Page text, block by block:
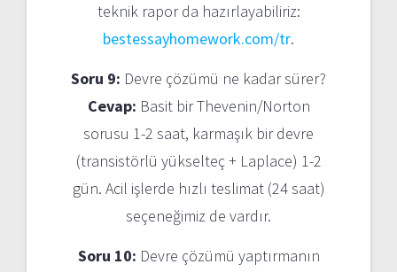
teknik rapor da hazırlayabiliriz:
bestessayhomework.com/tr.
Soru 9: Devre çözümü ne kadar sürer?
Cevap: Basit bir Thevenin/Norton
sorusu 1-2 saat, karmaşık bir devre
(transistörlü yükselteç + Laplace) 1-2
gün. Acil işlerde hızlı teslimat (24 saat)
seçeneğimiz de vardır.
Soru 10: Devre çözümü yaptırmanın